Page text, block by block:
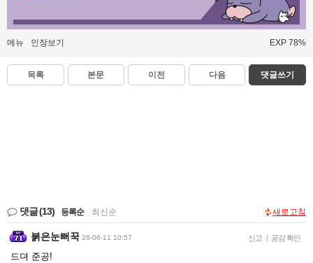
메뉴 인장보기 EXP 78%
목록 본문 이전 다음 댓글쓰기
댓글(13) 등록순 최신순 새로고침
붉은눈뻐꾹 26-06-11 10:57 신고 | 공감 확인
드뎌 준공!